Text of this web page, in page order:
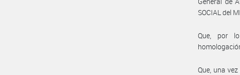
SOCIAL del
Que, por
Que, una